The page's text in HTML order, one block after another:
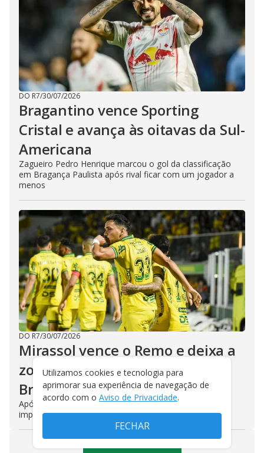
DO R7/30/07/2026
Bragantino vence Sporting
Cristal e avança às oitavas da Sul-
Americana
Zagueiro Pedro Henrique marcou o gol da classificação
em Bragança Paulista após rival ficar com um jogador a
menos
DO R7/30/07/2026
Mirassol vence o Remo e deixa a
zona de rebaixamento do
Brasileirão
Após 1º tempo equilibrado, time paulista, em casa, se
impõe na etapa final e faz 2 a 1 com gols quase iguais
Utilizamos cookies e tecnologia para
aprimorar sua experiência de navegação de
acordo com o Aviso de Privacidade.
FECHAR